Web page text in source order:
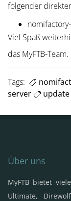
folgender
Viel Spaß
das MyFTB-Team.
Tags:
server
update
Über uns
MyFTB bietet
Ultimate,